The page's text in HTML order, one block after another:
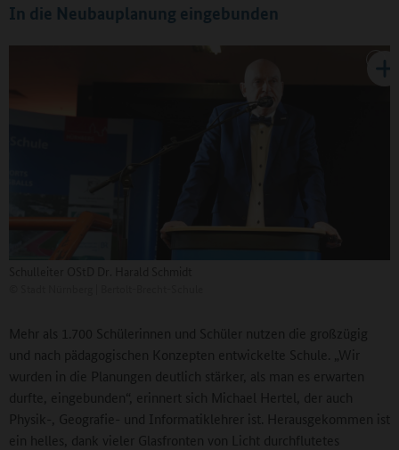
In die Neubauplanung eingebunden
Mehr als 1.700 Schülerinnen und Schüler nutzen die großzügig
und nach pädagogischen Konzepten entwickelte Schule. „Wir
wurden in die Planungen deutlich stärker, als man es erwarten
durfte, eingebunden“, erinnert sich Michael Hertel, der auch
Physik-, Geografie- und Informatiklehrer ist. Herausgekommen ist
ein helles, dank vieler Glasfronten von Licht durchflutetes